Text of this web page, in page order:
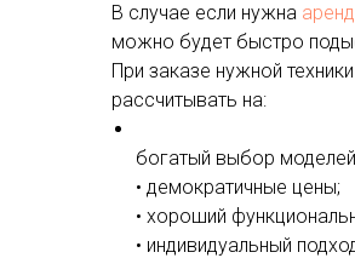
В случае если нужна
можно будет быстро
При заказе нужной
рассчитывать на:
богатый выбор моделей
• демократичные цены;
• хороший
• индивидуальный